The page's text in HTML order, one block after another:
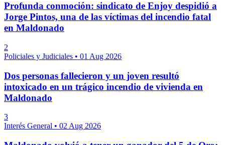
Profunda conmoción: sindicato de Enjoy despidió a
Jorge Pintos, una de las víctimas del incendio fatal
en Maldonado
2
Policiales y Judiciales • 01 Aug 2026
Dos personas fallecieron y un joven resultó
intoxicado en un trágico incendio de vivienda en
Maldonado
3
Interés General • 02 Aug 2026